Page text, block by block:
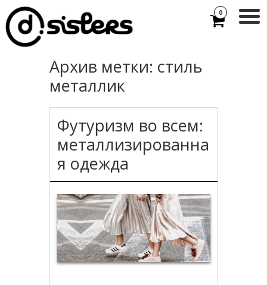
0
Архив метки: стиль
металлик
Футуризм во всем:
металлизированна
я одежда